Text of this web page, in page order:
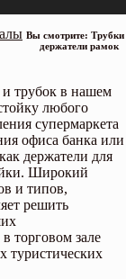
Вы смотрите: Трубки
держатели рамок
трубок в нашем
любого
супермаркета
офиса банка или
держатели для
Широкий
и типов,
решить
торговом зале
туристических